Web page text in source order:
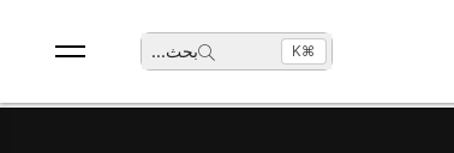
بحث... ⌘K